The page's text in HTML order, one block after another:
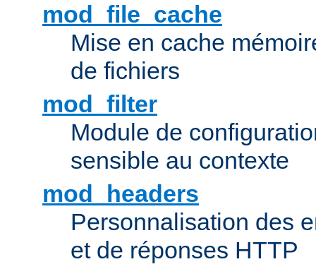
mod_file_cache
Mise en cache
de fichiers
mod_filter
Module de
sensible au contexte
mod_headers
Personnalisation des
et de réponses HTTP